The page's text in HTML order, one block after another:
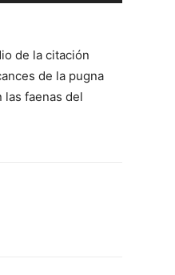
volumen.
flecha
arriba/abajo
para
de la citación
de la pugna
faenas del